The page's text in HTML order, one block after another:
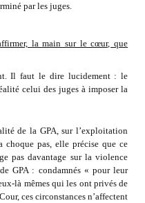
par les juges.
la main sur le cœur, que
Il faut le dire lucidement : le
celui des juges à imposer la
de la GPA, sur l’exploitation
choque pas, elle précise que ce
pas davantage sur la violence
GPA : condamnés « pour leur
là mêmes qui les ont privés de
ces circonstances n’affectent